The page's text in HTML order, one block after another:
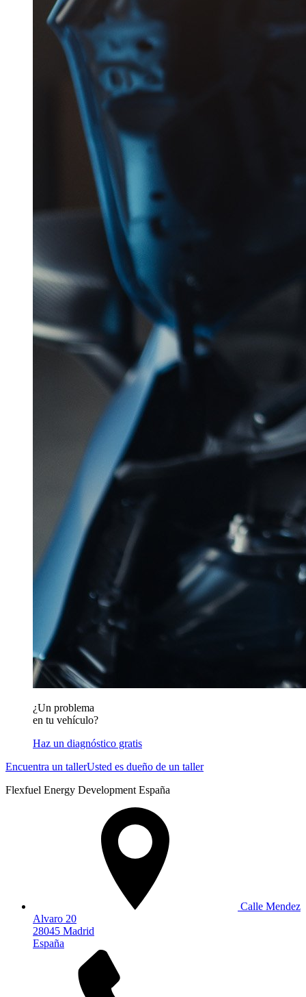
¿Un problema
en tu vehículo?
Haz un diagnóstico gratis
Encuentra un tallerUsted es dueño de un taller
Flexfuel Energy Development España
Calle Mendez
Alvaro 20
28045 Madrid
España